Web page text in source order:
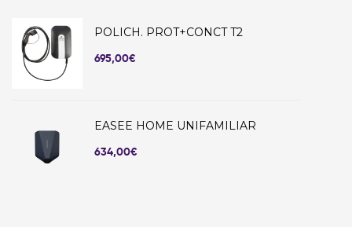
POLICH. PROT+CONCT T2
695,00€
EASEE HOME UNIFAMILIAR
634,00€